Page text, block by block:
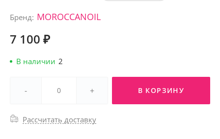
Бренд: MOROCCANOIL
7 100 ₽
В наличии 2
- + В КОРЗИНУ
Рассчитать доставку